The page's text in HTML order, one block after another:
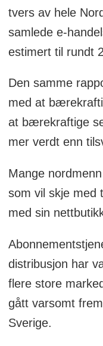
tvers av hele
samlede e-
estimert til rundt
Den samme
med at
at bærekraftige
mer verdt enn
Mange
som vil skje med
med sin
distribusjon har
flere store
gått varsomt
Sverige.